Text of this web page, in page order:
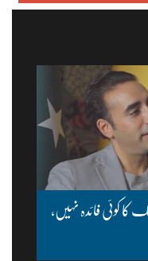
کا کوئی فائدہ نہیں،